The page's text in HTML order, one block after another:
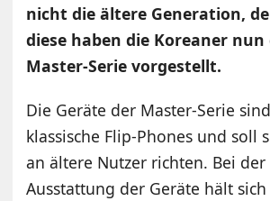
nicht die ältere Generation,
diese haben die Koreaner nun
Master-Serie vorgestellt.
Die Geräte der Master-Serie
klassische Flip-Phones und soll
an ältere Nutzer richten. Bei der
Ausstattung der Geräte hält sich